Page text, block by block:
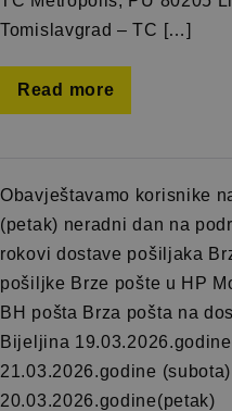
Tomislavgrad – TC […]
Read more
Obavještavamo korisnike
(petak) neradni dan na
rokovi dostave pošiljaka
pošiljke Brze pošte u HP
BH pošta Brza pošta na
Bijeljina
21.03.2026.godine
20.03.2026.godine(petak)